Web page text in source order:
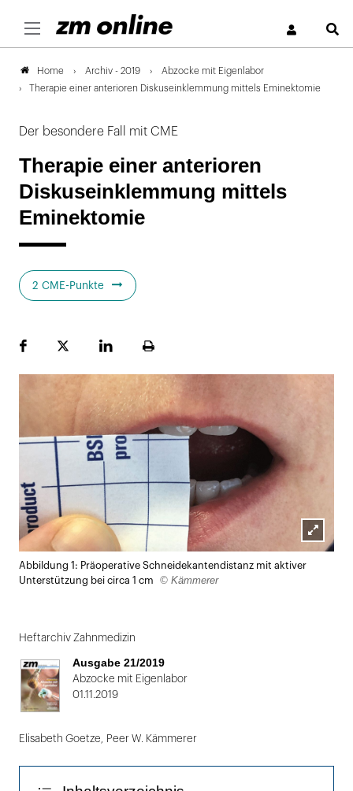
Home Archiv - 2019
Abzocke mit Eigenlabor
Therapie einer anterioren Diskuseinklemmung mittels Eminektomie
Der besondere Fall mit CME
Therapie einer anterioren
Diskuseinklemmung mittels
Eminektomie
2 CME-Punkte
FacebookPlattformLinekdInSeite
Lightbox
öffnen
Abbildung 1: Präoperative Schneidekantendistanz mit aktiver
Unterstützung bei circa 1 cm
© Kämmerer
Heftarchiv Zahnmedizin
Ausgabe 21/2019
Abzocke mit Eigenlabor
01.11.2019
Elisabeth Goetze Peer W. Kämmerer